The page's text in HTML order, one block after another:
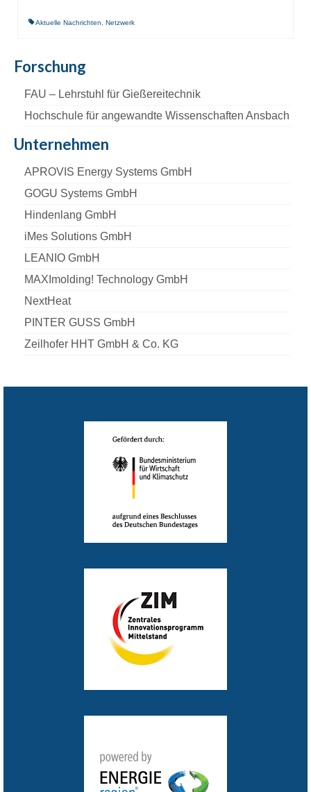
Aktuelle Nachrichten Netzwerk
Forschung
FAU – Lehrstuhl für Gießereitechnik
Hochschule für angewandte Wissenschaften Ansbach
Unternehmen
APROVIS Energy Systems GmbH
GOGU Systems GmbH
Hindenlang GmbH
iMes Solutions GmbH
LEANIO GmbH
MAXImolding! Technology GmbH
NextHeat
PINTER GUSS GmbH
Zeilhofer HHT GmbH & Co. KG